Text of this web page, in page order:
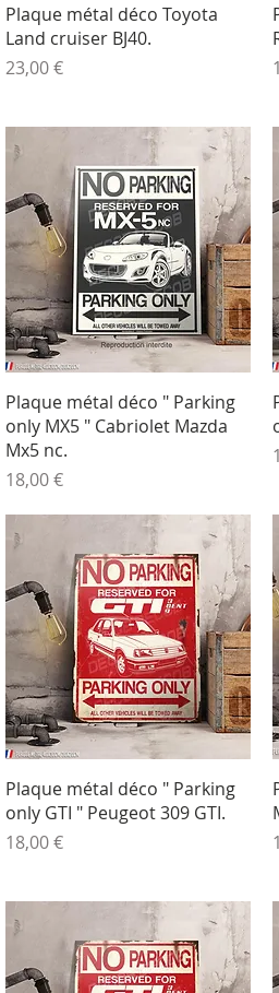
Aperçu rapide
Plaque métal déco Toyota
Land cruiser BJ40.
Prix
23,00 €
Aperçu rapide
Plaque métal déco " Parking
only MX5 " Cabriolet Mazda
Mx5 nc.
Prix
18,00 €
Aperçu rapide
Plaque métal déco " Parking
only GTI " Peugeot 309 GTI.
Prix
18,00 €